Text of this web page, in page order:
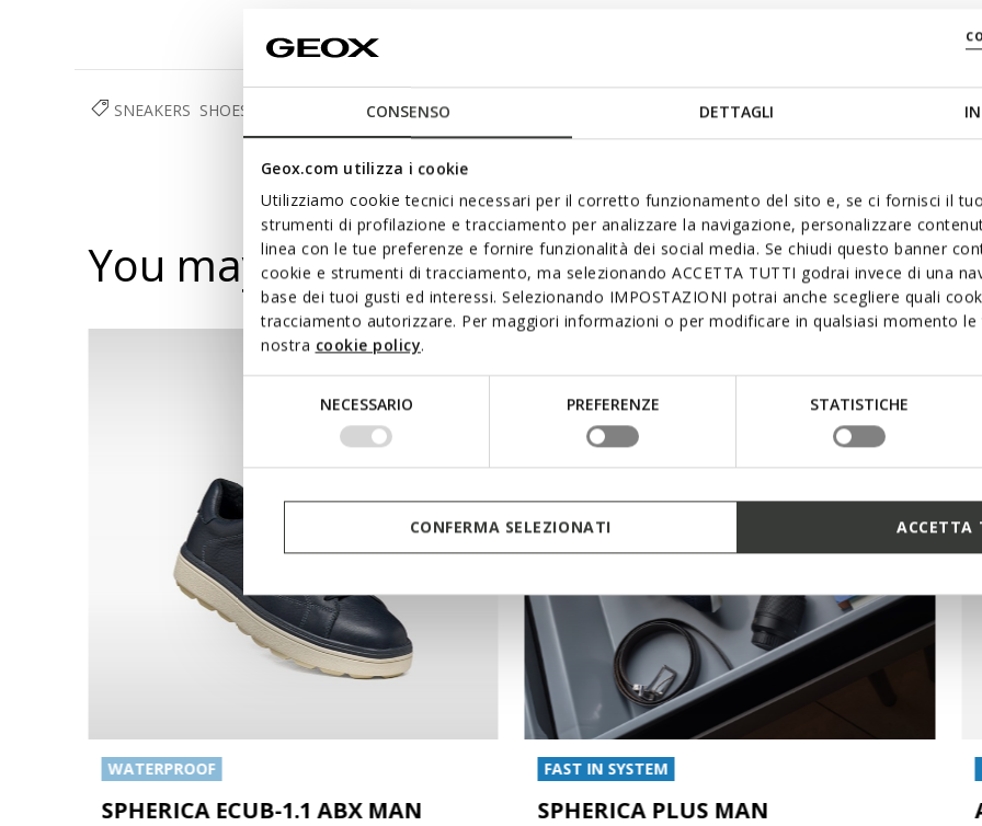
CONSENSO DETTAGLI
Geox.com utilizza i cookie
Utilizziamo cookie tecnici necessari per il corretto funzionamento del sito e, se ci fornisci il
strumenti di profilazione e tracciamento per analizzare la navigazione, personalizzare
linea con le tue preferenze e fornire funzionalità dei social media. Se chiudi questo banner
cookie e strumenti di tracciamento, ma selezionando ACCETTA TUTTI godrai invece di una
base dei tuoi gusti ed interessi. Selezionando IMPOSTAZIONI potrai anche scegliere quali
tracciamento autorizzare. Per maggiori informazioni o per modificare in qualsiasi momento
nostra cookie policy.
NECESSARIO PREFERENZE STATISTICHE
CONFERMA SELEZIONATI ACCETTA
SNEAKERS SHOES
You may also like
WATERPROOF
SPHERICA ECUB-1.1 ABX MAN
FAST IN SYSTEM
SPHERICA PLUS MAN